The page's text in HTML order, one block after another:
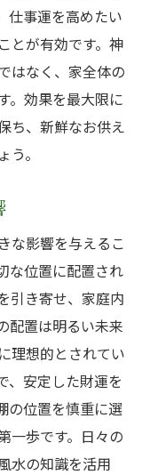
仕事運を高めたい
とが有効です。神
はなく、家全体の
。効果を最大限に
ち、新鮮なお供え
。
な影響を与えるこ
な位置に配置され
引き寄せ、家庭内
配置は明るい未来
理想的とされてい
、安定した財運を
の位置を慎重に選
一歩です。日々の
水の知識を活用